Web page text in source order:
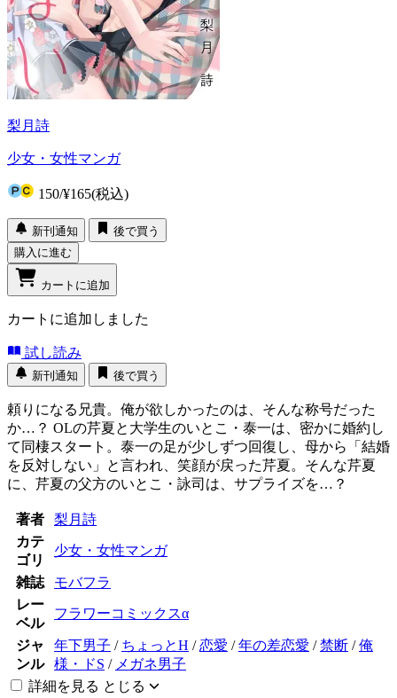
梨月詩
少女・女性マンガ
150/¥165(税込)
新刊通知
後で買う
購入に進む
カートに追加
カートに追加しました
試し読み
新刊通知 後で買う
頼りになる兄貴。俺が欲しかったのは、そんな称号だった
か…？ OLの芹夏と大学生のいとこ・泰一は、密かに婚約し
て同棲スタート。泰一の足が少しずつ回復し、母から「結婚
を反対しない」と言われ、笑顔が戻った芹夏。そんな芹夏
に、芹夏の父方のいとこ・詠司は、サプライズを…？
著者
梨月詩
カテ
ゴリ
少女・女性マンガ
雑誌
モバフラ
レー
ベル
フラワーコミックスα
ジャ
ンル
年下男子 / ちょっとH /恋愛 /年の差恋愛 /禁断 /俺
様・ドS / メガネ男子
詳細を見る とじる